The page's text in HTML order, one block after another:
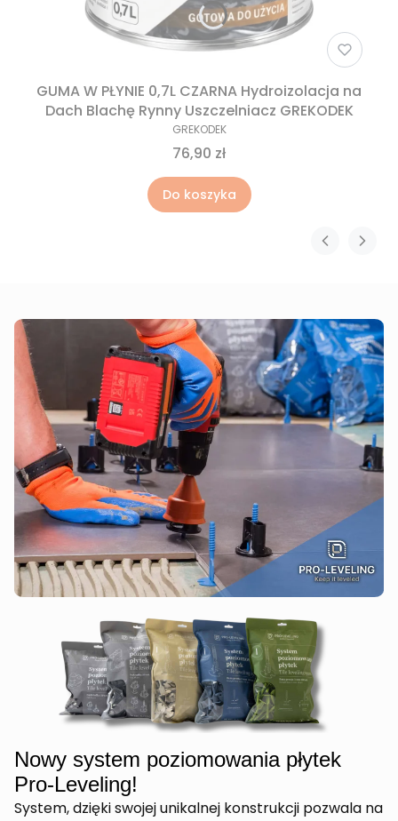
GUMA W PŁYNIE 0,7L CZARNA Hydroizolacja na
Dach Blachę Rynny Uszczelniacz GREKODEK
GREKODEK
76,90 zł
Do koszyka
Nowy system poziomowania płytek
Pro-Leveling!
System, dzięki swojej unikalnej konstrukcji pozwala na